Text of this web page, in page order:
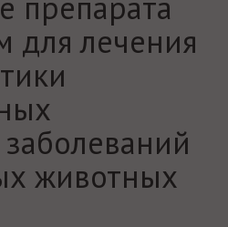
для лечения
животных